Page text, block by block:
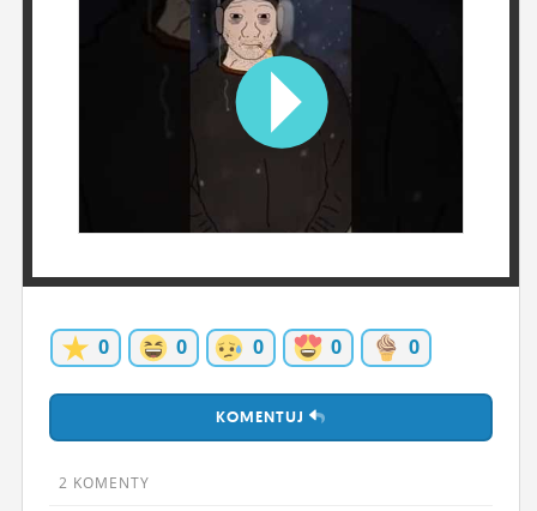
BLOGY
NASTAVENIA
0 0 0 0 0
KOMENTUJ
2 KOMENTY